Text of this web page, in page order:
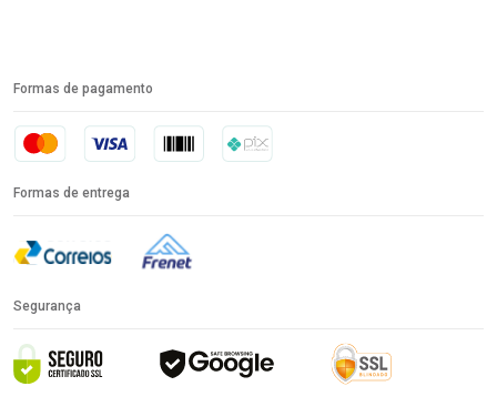
Formas de pagamento
Formas de entrega
Segurança